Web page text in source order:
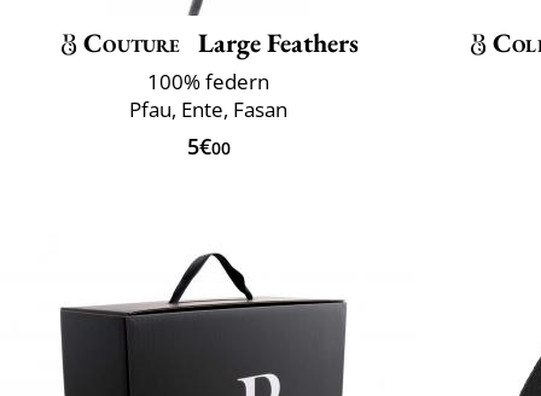
Couture Large Feathers
100% federn
Pfau, Ente, Fasan
5€00